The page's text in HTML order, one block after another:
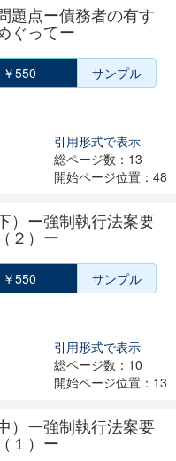
題点ー債務者の有す
ぐってー
￥550 サンプル
引用形式で表示
総ページ数：13
開始ページ位置：48
）ー強制執行法案要
２）ー
￥550 サンプル
引用形式で表示
総ページ数：10
開始ページ位置：13
）ー強制執行法案要
１）ー